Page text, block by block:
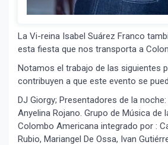
La Vi-reina Isabel Suárez Franco
esta fiesta que nos transporta a
Notamos el trabajo de las siguientes
contribuyen a que este evento se
DJ Giorgy; Presentadores de la
Anyelina Rojano. Grupo de Música de
Colombo Americana integrado por :
Rubio, Mariangel De Ossa, Ivan